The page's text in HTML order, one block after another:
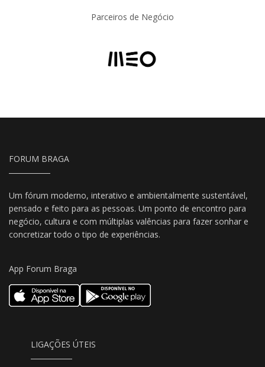
Parceiros de Negócio
FORUM BRAGA
Um fórum moderno, interativo e ambientalmente sustentável,
pensado e feito para as pessoas. Um ponto de encontro para
negócio, cultura e com múltiplas valências para fazer sonhar e
concretizar todo o tipo de experiências.
App Forum Braga
LIGAÇÕES ÚTEIS